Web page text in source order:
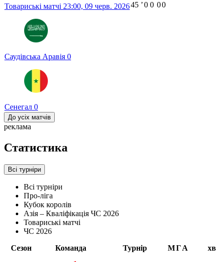
Товариські матчі 23:00, 09 черв. 2026
Саудівська Аравія 0
Сенегал 0
45 ʼ0 0 00
До усіх матчів
реклама
Статистика
Всі турніри
Всі турніри
Про-ліга
Кубок королів
Азія – Кваліфікація ЧС 2026
Товариські матчі
ЧС 2026
Сезон
Команда Турнір МГА хв